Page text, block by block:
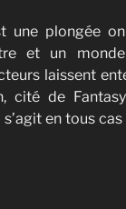
une plongée
et un
laissent
cité de
en tous